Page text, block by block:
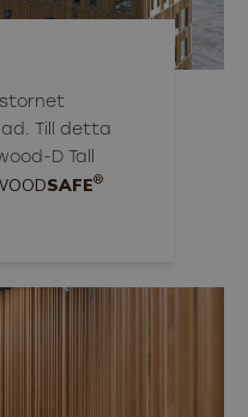
Till detta
D Tall
SAFE®